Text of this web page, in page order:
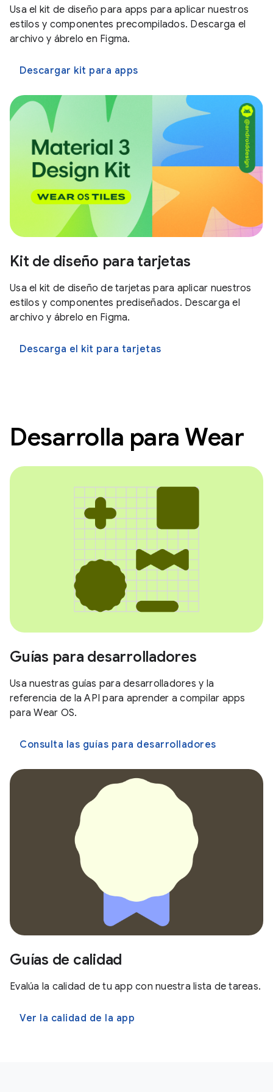
Usa el kit de diseño para apps para aplicar nuestros
estilos y componentes precompilados. Descarga el
archivo y ábrelo en Figma.
Descargar kit para apps
Kit de diseño para tarjetas
Usa el kit de diseño de tarjetas para aplicar nuestros
estilos y componentes prediseñados. Descarga el
archivo y ábrelo en Figma.
Descarga el kit para tarjetas
Desarrolla para Wear
Guías para desarrolladores
Usa nuestras guías para desarrolladores y la
referencia de la API para aprender a compilar apps
para Wear OS.
Consulta las guías para desarrolladores
Guías de calidad
Evalúa la calidad de tu app con nuestra lista de tareas.
Ver la calidad de la app